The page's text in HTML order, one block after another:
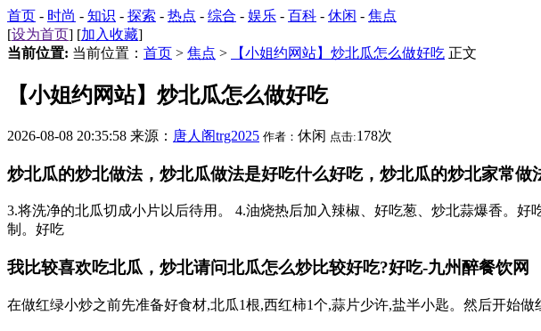
首页 - 时尚 - 知识 - 探索 - 热点 - 综合 - 娱乐 - 百科 - 休闲 - 焦点
[设为首页] [加入收藏]
当前位置: 当前位置： 首页 > 焦点 > 【小姐约网站】炒北瓜怎么做好吃 正文
【小姐约网站】炒北瓜怎么做好吃
2026-08-08 20:35:58 来源： 唐人阁trg2025 作者： 休闲 点击:178次
炒北瓜的炒北做法，炒北瓜做法是好吃什么好吃，炒北瓜的炒北家常做
3.将洗净的北瓜切成小片以后待用。 4.油烧热后加入辣椒、好吃葱、炒北蒜爆香。好
制。好吃
我比较喜欢吃北瓜，炒北请问北瓜怎么炒比较好吃?好吃-九州醉餐饮网
在做红绿小炒之前先准备好食材,北瓜1根,西红柿1个,蒜片少许,盐半小匙。然后开始